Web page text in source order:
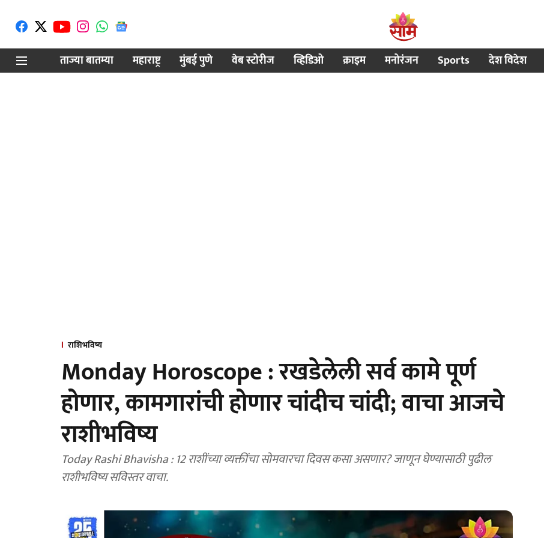
ताज्या बातम्या
महाराष्ट्र मुंबई पुणे वेब स्टोरीज व्हिडिओ क्राइम मनोरंजन Sports देश विदेश
राशिभविष्य
Monday Horoscope : रखडेलेली सर्व कामे पूर्ण
होणार, कामगारांची होणार चांदीच चांदी; वाचा आजचे
राशीभविष्य
Today Rashi Bhavisha : 12 राशींच्या व्यक्तींचा सोमवारचा दिवस कसा असणार? जाणून घेण्यासाठी पुढील
राशीभविष्य सविस्तर वाचा.